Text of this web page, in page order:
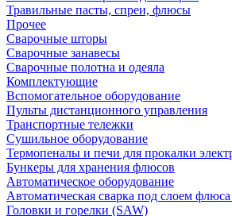
Травильные пасты, спреи, флюсы
Прочее
Сварочные шторы
Сварочные занавесы
Сварочные полотна и одеяла
Комплектующие
Вспомогательное оборудование
Пульты дистанционного управления
Транспортные тележки
Сушильное оборудование
Термопеналы и печи для прокалки
Бункеры для хранения флюсов
Автоматическое оборудование
Автоматическая сварка под слоем
Головки и горелки (SAW)